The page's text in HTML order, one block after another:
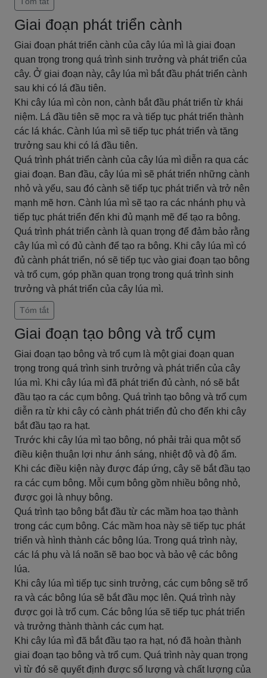
Giai đoạn phát triển cành
Giai đoạn phát triển cành của cây lúa mì là giai đoạn
quan trọng trong quá trình sinh trưởng và phát triển của
cây. Ở giai đoạn này, cây lúa mì bắt đầu phát triển cành
sau khi có lá đầu tiên.
Khi cây lúa mì còn non, cành bắt đầu phát triển từ khái
niệm. Lá đầu tiên sẽ mọc ra và tiếp tục phát triển thành
các lá khác. Cành lúa mì sẽ tiếp tục phát triển và tăng
trưởng sau khi có lá đầu tiên.
Quá trình phát triển cành của cây lúa mì diễn ra qua các
giai đoạn. Ban đầu, cây lúa mì sẽ phát triển những cành
nhỏ và yếu, sau đó cành sẽ tiếp tục phát triển và trở nên
mạnh mẽ hơn. Cành lúa mì sẽ tạo ra các nhánh phụ và
tiếp tục phát triển đến khi đủ mạnh mẽ để tạo ra bông.
Quá trình phát triển cành là quan trọng để đảm bảo rằng
cây lúa mì có đủ cành để tạo ra bông. Khi cây lúa mì có
đủ cành phát triển, nó sẽ tiếp tục vào giai đoạn tạo bông
và trổ cụm, góp phần quan trọng trong quá trình sinh
trưởng và phát triển của cây lúa mì.
Tóm tắt
Giai đoạn tạo bông và trổ cụm
Giai đoạn tạo bông và trổ cụm là một giai đoạn quan
trọng trong quá trình sinh trưởng và phát triển của cây
lúa mì. Khi cây lúa mì đã phát triển đủ cành, nó sẽ bắt
đầu tạo ra các cụm bông. Quá trình tạo bông và trổ cụm
diễn ra từ khi cây có cành phát triển đủ cho đến khi cây
bắt đầu tạo ra hạt.
Trước khi cây lúa mì tạo bông, nó phải trải qua một số
điều kiện thuận lợi như ánh sáng, nhiệt độ và độ ẩm.
Khi các điều kiện này được đáp ứng, cây sẽ bắt đầu tạo
ra các cụm bông. Mỗi cụm bông gồm nhiều bông nhỏ,
được gọi là nhụy bông.
Quá trình tạo bông bắt đầu từ các mầm hoa tạo thành
trong các cụm bông. Các mầm hoa này sẽ tiếp tục phát
triển và hình thành các bông lúa. Trong quá trình này,
các lá phụ và lá noãn sẽ bao bọc và bảo vệ các bông
lúa.
Khi cây lúa mì tiếp tục sinh trưởng, các cụm bông sẽ trổ
ra và các bông lúa sẽ bắt đầu mọc lên. Quá trình này
được gọi là trổ cụm. Các bông lúa sẽ tiếp tục phát triển
và trưởng thành thành các cụm hạt.
Khi cây lúa mì đã bắt đầu tạo ra hạt, nó đã hoàn thành
giai đoạn tạo bông và trổ cụm. Quá trình này quan trọng
vì từ đó sẽ quyết định được số lượng và chất lượng của